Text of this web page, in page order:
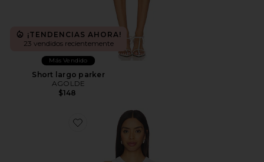
¡TENDENCIAS AHORA!
23 vendidos recientemente
Más Vendido
Short largo parker
AGOLDE
$148
Favorite Leigh Tank Top